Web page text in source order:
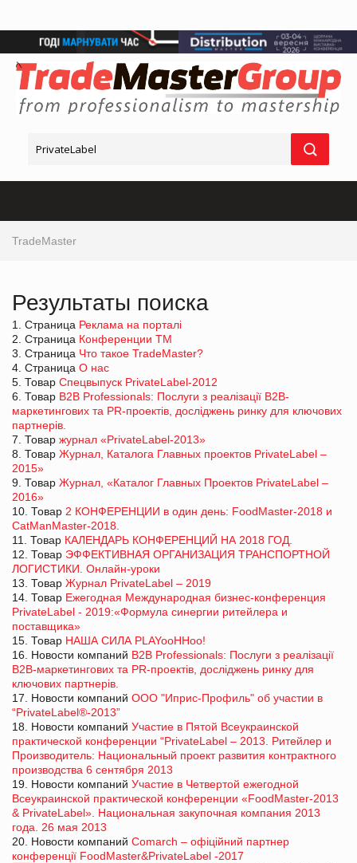
TradeMaster
Результаты поиска
1. Страница Реклама на порталі
2. Страница Конференции ТМ
3. Страница Что такое TradeMaster?
4. Страница О нас
5. Товар Спецвыпуск PrivateLabel-2012
6. Товар B2B Professionals: Послуги з реалізації В2В-
маркетингових та PR-проектів, досліджень ринку для ключових
партнерів.
7. Товар журнал «PrivateLabel-2013»
8. Товар Журнал, Каталога Главных проектов PrivateLabel –
2015»
9. Товар Журнал, «Каталог Главных Проектов PrivateLabel –
2016»
10. Товар 2 КОНФЕРЕНЦИИ в один день: FoodMaster-2018 и
CatManMaster-2018.
11. Товар КАЛЕНДАРЬ КОНФЕРЕНЦИЙ НА 2018 ГОД.
12. Товар ЭФФЕКТИВНАЯ ОРГАНИЗАЦИЯ ТРАНСПОРТНОЙ
ЛОГИСТИКИ. Онлайн-уроки
13. Товар Журнал PrivateLabel – 2019
14. Товар Ежегодная Международная бизнес-конференция
PrivateLabel - 2019:«Формула синергии ритейлера и
поставщика»
15. Товар НАША СИЛА PLAYooHHoo!
16. Новости компаний B2B Professionals: Послуги з реалізації
В2В-маркетингових та PR-проектів, досліджень ринку для
ключових партнерів.
17. Новости компаний ООО "Иприс-Профиль" об участии в
“PrivateLabel®-2013”
18. Новости компаний Участие в Пятой Всеукраинской
практической конференции “PrivateLabel – 2013. Ритейлер и
Производитель: Национальный проект развития контрактного
производства 6 сентября 2013
19. Новости компаний Участие в Четвертой ежегодной
Всеукраинской практической конференции «FoodMaster-2013
& PrivateLabel». Национальная закупочная компания 2013
года. 26 мая 2013
20. Новости компаний Comarch – офіційний партнер
конференції FoodMaster&PrivateLabel -2017